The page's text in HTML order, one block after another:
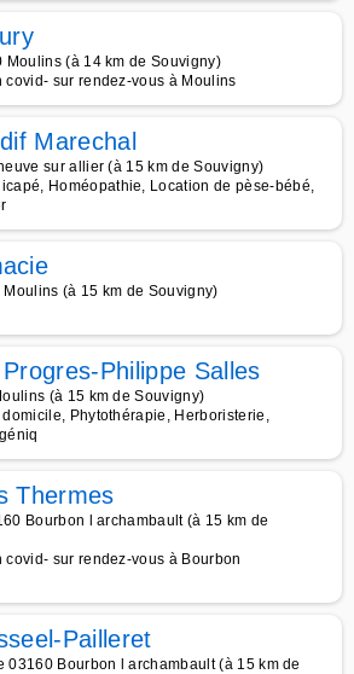
Moulins (à 14 km de Souvigny)
covid- sur rendez-vous à Moulins
Marechal
sur allier (à 15 km de Souvigny)
Homéopathie, Location de pèse-bébé,
(à 15 km de Souvigny)
Philippe Salles
(à 15 km de Souvigny)
Phytothérapie, Herboristerie,
Thermes
Bourbon l archambault (à 15 km de
covid- sur rendez-vous à Bourbon
Pailleret
03160 Bourbon l archambault (à 15 km de